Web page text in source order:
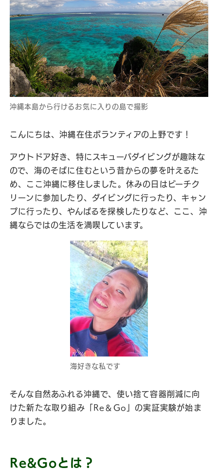
沖縄本島から行けるお気に入りの島で撮影
こんにちは、沖縄在住ボランティアの上野です！
アウトドア好き、特にスキューバダイビングが趣味な
ので、海のそばに住むという昔からの夢を叶えるた
め、ここ沖縄に移住しました。休みの日はビーチク
リーンに参加したり、ダイビングに行ったり、キャン
プに行ったり、やんばるを探検したりなど、ここ、沖
縄ならではの生活を満喫しています。
海好きな私です
そんな自然あふれる沖縄で、使い捨て容器削減に向
けた新たな取り組み「Re＆Go」の実証実験が始ま
りました。
Re&Goとは？